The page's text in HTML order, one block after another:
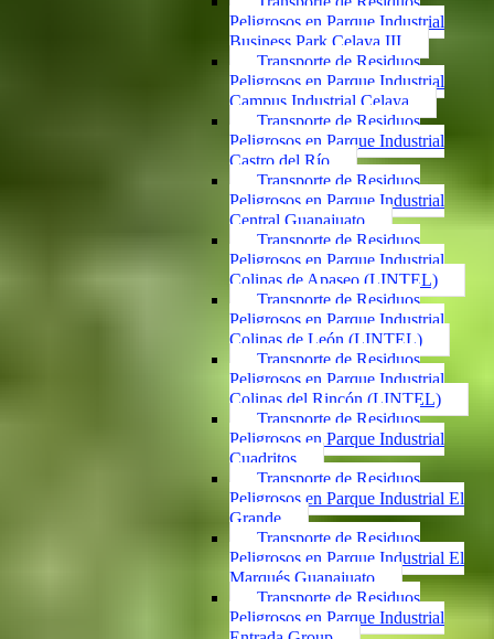
Peligrosos en Parque Industrial
Business Park Celaya III
Transporte de Residuos
Peligrosos en Parque Industrial
Campus Industrial Celaya
Transporte de Residuos
Peligrosos en Parque Industrial
Castro del Río
Transporte de Residuos
Peligrosos en Parque Industrial
Central Guanajuato
Transporte de Residuos
Peligrosos en Parque Industrial
Colinas de Apaseo (LINTEL)
Transporte de Residuos
Peligrosos en Parque Industrial
Colinas de León (LINTEL)
Transporte de Residuos
Peligrosos en Parque Industrial
Colinas del Rincón (LINTEL)
Transporte de Residuos
Peligrosos en Parque Industrial
Cuadritos
Transporte de Residuos
Peligrosos en Parque Industrial El
Grande
Transporte de Residuos
Peligrosos en Parque Industrial El
Marqués Guanajuato
Transporte de Residuos
Peligrosos en Parque Industrial